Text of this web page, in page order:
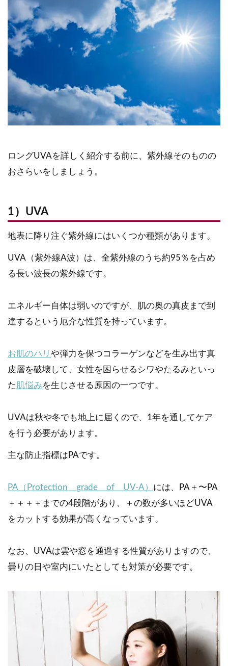
ロングUVAを詳しく紹介する前に、紫外線そのものの
おさらいをしましょう。
1）UVA
地表に降り注ぐ紫外線にはいくつか種類があります。
UVA（紫外線A波）は、全紫外線のうち約95％を占め
る長い波長の紫外線です。
エネルギー自体は弱いのですが、肌の奥の真皮まで到
達するという厄介な性質を持っています。
お肌のハリ や弾力を保つコラーゲンなどを生み出す真
皮層を破壊して、女性を困らせるシワやたるみといっ
た 肌悩みを生じさせる原因の一つです。
UVAは秋や冬でも地上に届くので、1年を通してケア
を行う必要があります。
主な防止指標はPAです。
PA（Protection grade of UV-A） には、PA＋〜PA
＋＋＋＋までの4段階があり、＋の数が多いほどUVA
をカットする効果が高くなっています。
なお、UVAは雲や窓を通過する性質がありますので、
曇りの日や室内にいたとしても対策が必要です。